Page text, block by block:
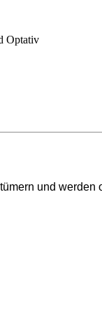
Optativ
und werden